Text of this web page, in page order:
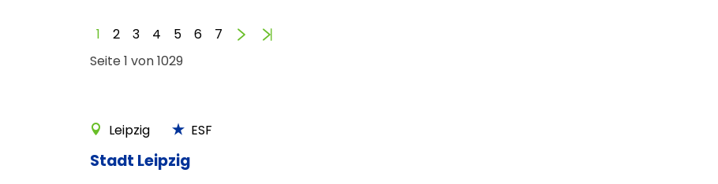
Seite 1 von 1029
1 2 3 4 5 6 7 Vorwärts
Leipzig ESF
Stadt Leipzig